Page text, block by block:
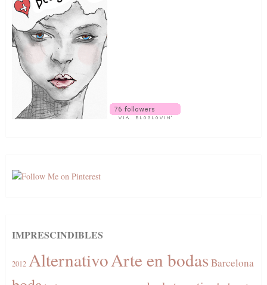
IMPRESCINDIBLES
2012 AlternativoArte en bodas Barcelona